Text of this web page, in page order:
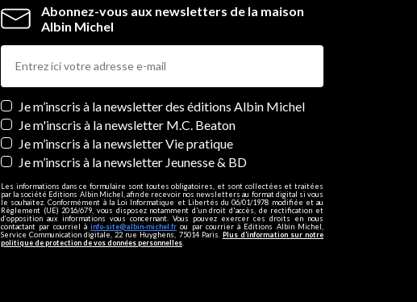
Abonnez-vous aux newsletters de la maison
Albin Michel
Newsletters
Je m’inscris à la newsletter des éditions Albin Michel
Je m'inscris à la newsletter M.C. Beaton
Je m’inscris à la newsletter Vie pratique
Je m’inscris à la newsletter Jeunesse & BD
Les informations dans ce formulaire sont toutes obligatoires, et sont collectées et traitées
par la société Editions Albin Michel, afin de recevoir nos newsletters au format digital si vous
le souhaitez. Conformément à la Loi Informatique et Libertés du 06/01/1978 modifiée et au
Règlement (UE) 2016/679, vous disposez notamment d'un droit d'accès, de rectification et
d’opposition aux informations vous concernant. Vous pouvez exercer ces droits en nous
contactant par courriel àinfo-site@albin-michel.fr ou par courrier à Editions Albin Michel,
Service Communication digitale, 22 rue Huyghens, 75014 Paris. Plus d’information sur notre
politique de protection de vos données personnelles